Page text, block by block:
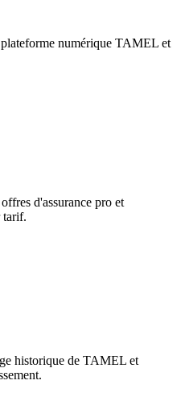
numérique TAMEL et
d'assurance pro et
tarif.
historique de TAMEL et